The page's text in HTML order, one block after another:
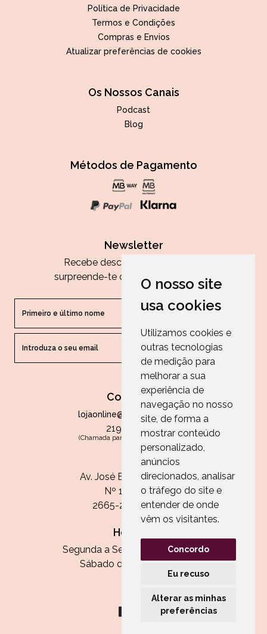
O nosso site
usa cookies
Utilizamos cookies e
outras tecnologias
de medição para
melhorar a sua
experiência de
navegação no nosso
site, de forma a
mostrar conteúdo
personalizado,
anúncios
direcionados, analisar
o tráfego do site e
entender de onde
vêm os visitantes.
Concordo
Eu recuso
Alterar as minhas
preferências
Política de Privacidade
Termos e Condições
Compras e Envios
Atualizar preferências de cookies
Os Nossos Canais
Podcast
Blog
Métodos de Pagamento
Newsletter
Recebe descontos exclusivos e
surpreende-te com as nossas dicas.
ENVIAR
Contactos
lojaonline@paperandarts.pt
219 862 836
(Chamada para a rede fixa nacional)
Loja
Av. José Batista Antunes
Nº 11, Loja 10
2665-236 Malveira
Horário:
Segunda a Sexta das 13h às 20h
Sábado das 9h30 às 13h